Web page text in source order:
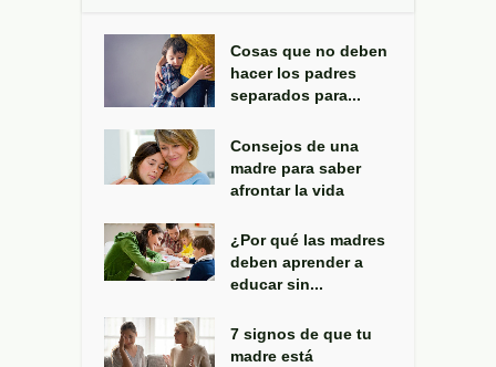
Cosas que no deben
hacer los padres
separados para...
Consejos de una
madre para saber
afrontar la vida
¿Por qué las madres
deben aprender a
educar sin...
7 signos de que tu
madre está